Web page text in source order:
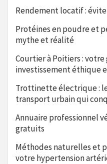
Rendement locatif :
Protéines en poudre et
mythe et réalité
Courtier à Poitiers :
investissement éthique
Trottinette électrique :
transport urbain qui
Annuaire professionnel
gratuits
Méthodes naturelles et
votre hypertension